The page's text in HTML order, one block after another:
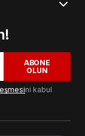
ABONE
OLUN
ni kabul